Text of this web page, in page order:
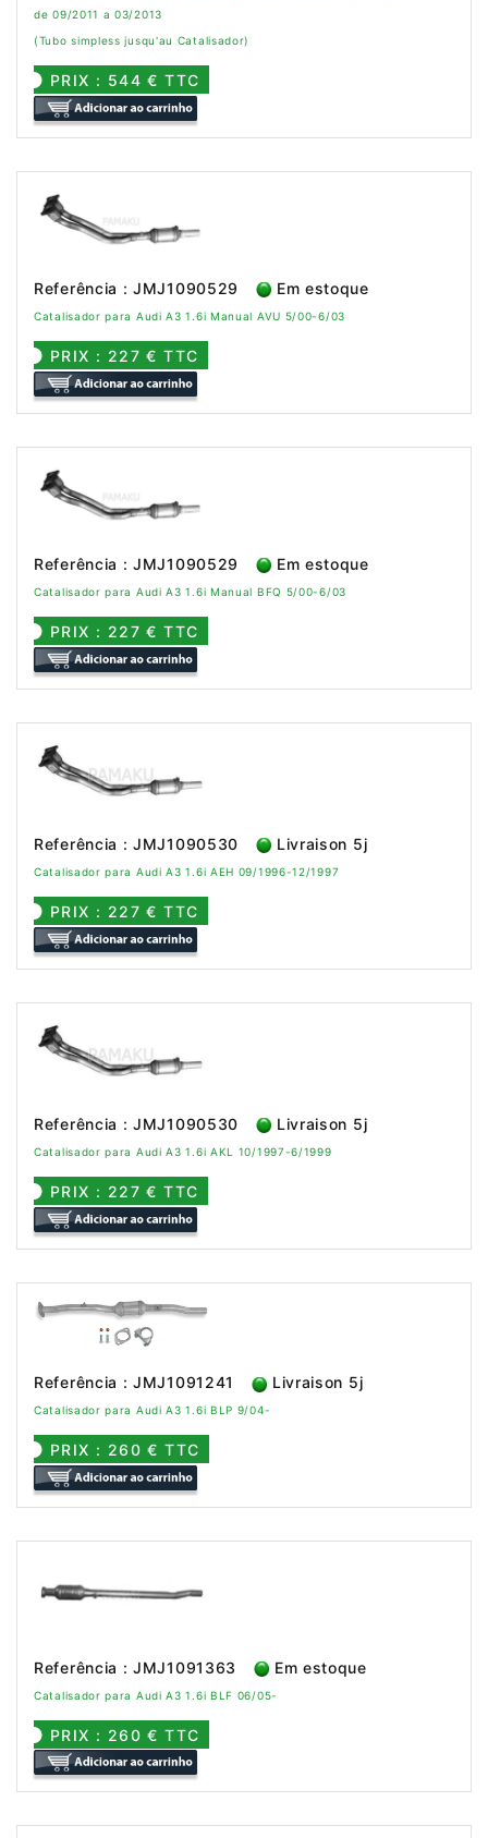
de 09/2011 a 03/2013
(Tubo simpless jusqu'au Catalisador)
PRIX : 544 € TTC
Referência : JMJ1090529 Em estoque
Catalisador para Audi A3 1.6i Manual AVU 5/00-6/03
PRIX : 227 € TTC
Referência : JMJ1090529 Em estoque
Catalisador para Audi A3 1.6i Manual BFQ 5/00-6/03
PRIX : 227 € TTC
Referência : JMJ1090530 Livraison 5j
Catalisador para Audi A3 1.6i AEH 09/1996-12/1997
PRIX : 227 € TTC
Referência : JMJ1090530 Livraison 5j
Catalisador para Audi A3 1.6i AKL 10/1997-6/1999
PRIX : 227 € TTC
Referência : JMJ1091241 Livraison 5j
Catalisador para Audi A3 1.6i BLP 9/04-
PRIX : 260 € TTC
Referência : JMJ1091363 Em estoque
Catalisador para Audi A3 1.6i BLF 06/05-
PRIX : 260 € TTC